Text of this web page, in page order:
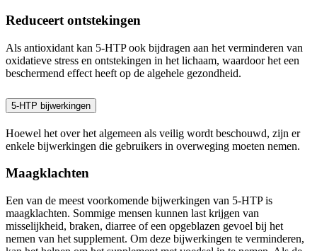
Reduceert ontstekingen
Als antioxidant kan 5-HTP ook bijdragen aan het verminderen van
oxidatieve stress en ontstekingen in het lichaam, waardoor het een
beschermend effect heeft op de algehele gezondheid.
5-HTP bijwerkingen
Hoewel het over het algemeen als veilig wordt beschouwd, zijn er
enkele bijwerkingen die gebruikers in overweging moeten nemen.
Maagklachten
Een van de meest voorkomende bijwerkingen van 5-HTP is
maagklachten. Sommige mensen kunnen last krijgen van
misselijkheid, braken, diarree of een opgeblazen gevoel bij het
nemen van het supplement. Om deze bijwerkingen te verminderen,